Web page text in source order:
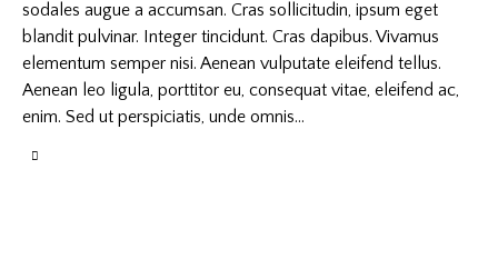
sodales augue a accumsan. Cras sollicitudin, ipsum eget
blandit pulvinar. Integer tincidunt. Cras dapibus. Vivamus
elementum semper nisi. Aenean vulputate eleifend tellus.
Aenean leo ligula, porttitor eu, consequat vitae, eleifend ac,
enim. Sed ut perspiciatis, unde omnis…